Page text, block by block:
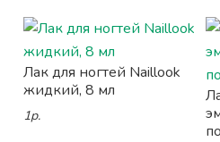
Лак для ногтей Naillook
жидкий, 8 мл
1р.